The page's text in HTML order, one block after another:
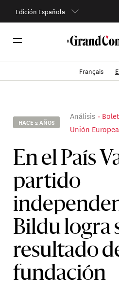
Edición Española
Français
HACE 2 AÑOS
Análisis
Unión Europea
En el País
partido
Bildu logra
resultado
fundación